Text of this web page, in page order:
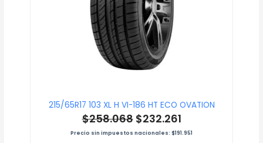
215/65R17 103 XL H VI-186 HT ECO OVATION
$258.068 $232.261
Precio sin impuestos nacionales: $191.951